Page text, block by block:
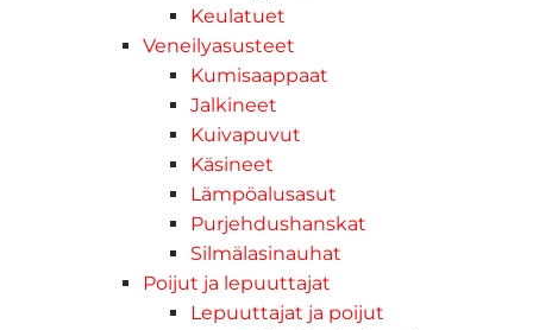
Keulatuet
Veneilyasusteet
Kumisaappaat
Jalkineet
Kuivapuvut
Käsineet
Lämpöalusasut
Purjehdushanskat
Silmälasinauhat
Poijut ja lepuuttajat
Lepuuttajat ja poijut